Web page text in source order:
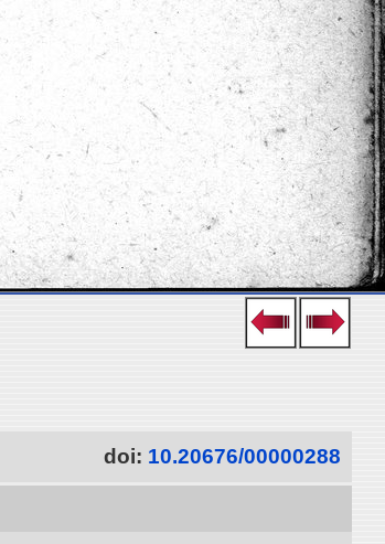
doi: 10.20676/00000288